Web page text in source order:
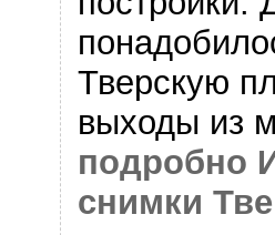
Тверскую
выходы из
подробно
снимки